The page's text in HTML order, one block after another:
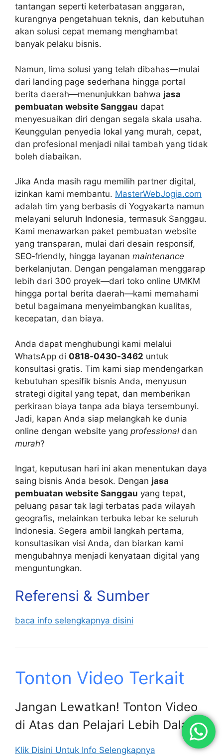
tantangan seperti keterbatasan anggaran,
kurangnya pengetahuan teknis, dan kebutuhan
akan solusi cepat memang menghambat
banyak pelaku bisnis.
Namun, lima solusi yang telah dibahas—mulai
dari landing page sederhana hingga portal
berita daerah—menunjukkan bahwa jasa
pembuatan website Sanggau dapat
menyesuaikan diri dengan segala skala usaha.
Keunggulan penyedia lokal yang murah, cepat,
dan profesional menjadi nilai tambah yang tidak
boleh diabaikan.
Jika Anda masih ragu memilih partner digital,
izinkan kami membantu. MasterWebJogja.com
adalah tim yang berbasis di Yogyakarta namun
melayani seluruh Indonesia, termasuk Sanggau.
Kami menawarkan paket pembuatan website
yang transparan, mulai dari desain responsif,
SEO‑friendly, hingga layanan maintenance
berkelanjutan. Dengan pengalaman menggarap
lebih dari 300 proyek—dari toko online UMKM
hingga portal berita daerah—kami memahami
betul bagaimana menyeimbangkan kualitas,
kecepatan, dan biaya.
Anda dapat menghubungi kami melalui
WhatsApp di 0818‑0430‑3462 untuk
konsultasi gratis. Tim kami siap mendengarkan
kebutuhan spesifik bisnis Anda, menyusun
strategi digital yang tepat, dan memberikan
perkiraan biaya tanpa ada biaya tersembunyi.
Jadi, kapan Anda siap melangkah ke dunia
online dengan website yang professional dan
murah?
Ingat, keputusan hari ini akan menentukan daya
saing bisnis Anda besok. Dengan jasa
pembuatan website Sanggau yang tepat,
peluang pasar tak lagi terbatas pada wilayah
geografis, melainkan terbuka lebar ke seluruh
Indonesia. Segera ambil langkah pertama,
konsultasikan visi Anda, dan biarkan kami
mengubahnya menjadi kenyataan digital yang
menguntungkan.
Referensi & Sumber
baca info selengkapnya disini
Tonton Video Terkait
Jangan Lewatkan! Tonton Video
di Atas dan Pelajari Lebih Dalam.
Klik Disini Untuk Info Selengkapnya